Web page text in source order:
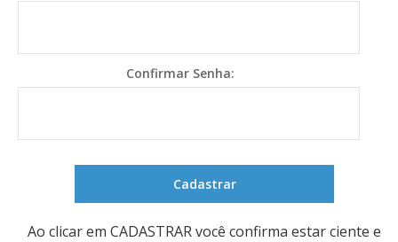
Confirmar Senha:
Ao clicar em CADASTRAR você confirma estar ciente e